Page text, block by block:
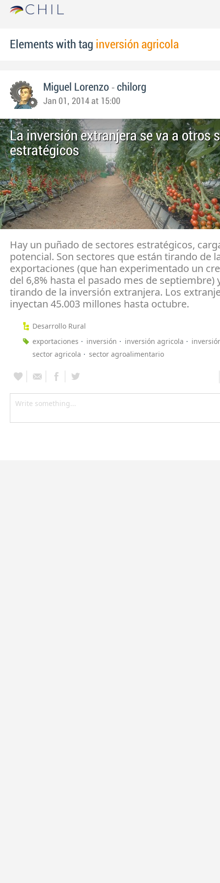
Elements with tag inversión agricola
Miguel Lorenzo - chilorg
Jan 01, 2014 at 15:00
La inversión extranjera se va a otros
estratégicos
Hay un puñado de sectores estratégicos,
potencial. Son sectores que están tirando de
exportaciones (que han experimentado un
del 6,8% hasta el pasado mes de septiembre)
tirando de la inversión extranjera. Los
inyectan 45.003 millones hasta octubre.
Desarrollo Rural
exportaciones
inversión inversión agricola
sector agricola
sector agroalimentario